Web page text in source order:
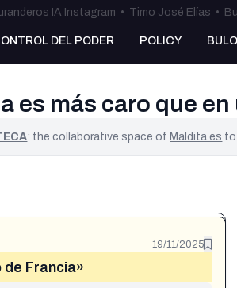
IA Instagram • Timo José Elías •
DEL PODER POLICY
es más caro que
: the collaborative space ofMaldita.es to
19/11/2025
de Francia»